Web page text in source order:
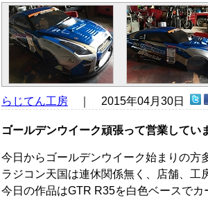
らじてん工房 ｜ 2015年04月30日
ゴールデンウイーク頑張って営業してい
今日からゴールデンウイーク始まりの方
ラジコン天国は連休関係無く、店舗、工
今日の作品はGTR R35を白色ベースで